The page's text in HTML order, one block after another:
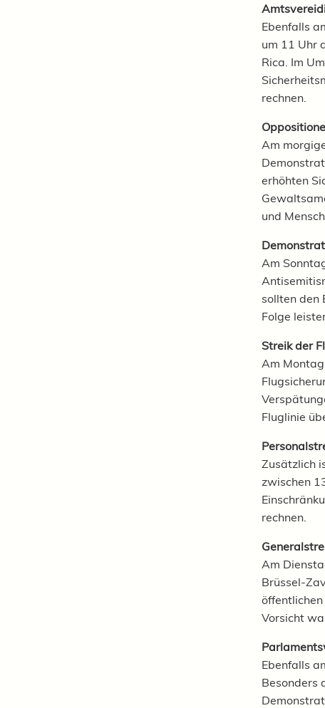
Ebenfalls
um 11 Uhr
Rica. Im
rechnen.
Am
erhöhten
und
Am
sollten den
Folge
Streik der
Am
Fluglinie
Zusätzlich
zwischen
rechnen.
Am
Brüssel-
Vorsicht
Ebenfalls
Besonders